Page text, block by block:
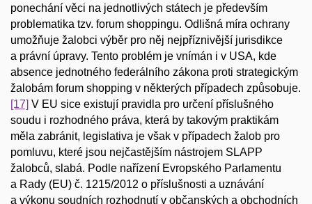
ponechání věci na jednotlivých státech je především
problematika tzv. forum shoppingu. Odlišná míra ochrany
umožňuje žalobci výběr pro něj nejpříznivější jurisdikce
a právní úpravy. Tento problém je vnímán i v USA, kde
absence jednotného federálního zákona proti strategickým
žalobám forum shopping v některých případech způsobuje.
[17] V EU sice existují pravidla pro určení příslušného
soudu i rozhodného práva, která by takovým praktikám
měla zabránit, legislativa je však v případech žalob pro
pomluvu, které jsou nejčastějším nástrojem SLAPP
žalobců, slabá. Podle nařízení Evropského Parlamentu
a Rady (EU) č. 1215/2012 o příslušnosti a uznávání
a výkonu soudních rozhodnutí v občanských a obchodních